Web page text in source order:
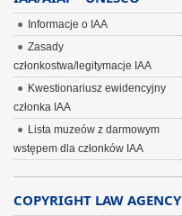
Informacje o IAA
Zasady
członkostwa/legitymacje IAA
Kwestionariusz ewidencyjny
członka IAA
Lista muzeów z darmowym
wstępem dla członków IAA
COPYRIGHT LAW AGENCY